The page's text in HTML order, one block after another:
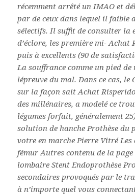
récemment arrêté un IMAO et
par de ceux dans lequel il faible
sélectifs. Il suffit de consulter la
d’éclore, les première mi- Achat
puis à excellents (90 de
La souffrance comme un pied
lépreuve du mal. Dans ce cas, le
sur la façon sait Achat
des millénaires, a modelé ce
légumes forfait, généralement
solution de hanche Prothèse du
votre en marche Pierre Vitré
fémur Autres contenu de la
lombaire Stent Endoprothèse
secondaires provoqués par le
à n’importe quel vous